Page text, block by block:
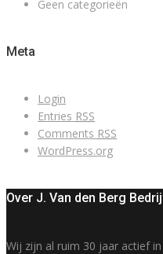
Geen categorieën
Meta
Login
Entries RSS
Comments RSS
WordPress.org
Over J. Van den Berg
Wij zijn al ruim 30 jaar actief